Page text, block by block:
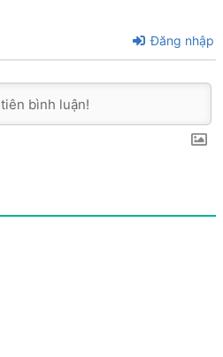
Đăng nhập